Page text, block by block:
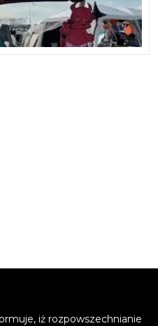
iż rozpowszechnianie